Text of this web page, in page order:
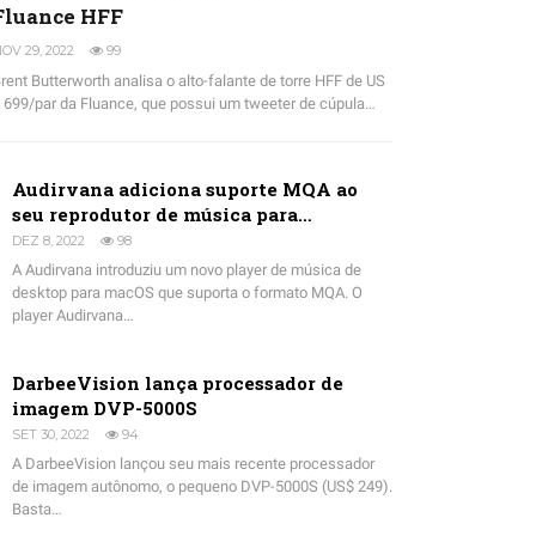
HFF
29, 2022 99
Butterworth analisa o alto-falante de torre HFF de US
699/par da Fluance, que possui um tweeter de cúpula…
Audirvana adiciona suporte MQA ao
seu reprodutor de música para…
DEZ 8, 2022 98
A Audirvana introduziu um novo player de música de
desktop para macOS que suporta o formato MQA. O
player Audirvana…
DarbeeVision lança processador de
imagem DVP-5000S
SET 30, 2022 94
A DarbeeVision lançou seu mais recente processador
de imagem autônomo, o pequeno DVP-5000S (US$ 249).
Basta…